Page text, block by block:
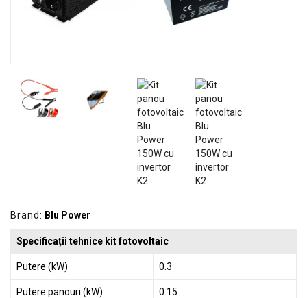
ELECTRICE
KITURI
FOTOVOLTAICE
Brand: Blu Power
Specificații tehnice kit fotovoltaic
Putere (kW) 0.3
Putere panouri (kW) 0.15